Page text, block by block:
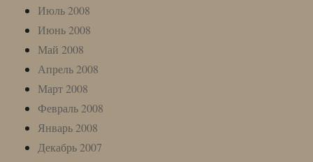
Июль 2008
Июнь 2008
Май 2008
Апрель 2008
Март 2008
Февраль 2008
Январь 2008
Декабрь 2007